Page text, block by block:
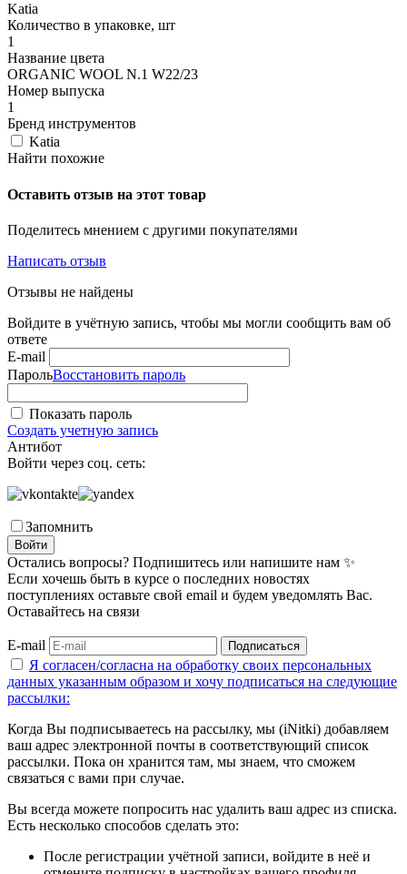
Katia
Количество в упаковке, шт
1
Название цвета
ORGANIC WOOL N.1 W22/23
Номер выпуска
1
Бренд инструментов
Katia
Найти похожие
Оставить отзыв на этот товар
Поделитесь мнением с другими покупателями
Написать отзыв
Отзывы не найдены
Войдите в учётную запись, чтобы мы могли сообщить вам об
ответе
E-mail
ПарольВосстановить пароль
Показать пароль
Создать учетную запись
Антибот
Войти через соц. сеть:
Запомнить
Войти
Остались вопросы? Подпишитесь или напишите нам ✨
Если хочешь быть в курсе о последних новостях
поступлениях оставьте свой email и будем уведомлять Вас.
Оставайтесь на связи
E-mail Подписаться
Я согласен/согласна на обработку своих персональных
данных указанным образом и хочу подписаться на следующие
рассылки:
Когда Вы подписываетесь на рассылку, мы (iNitki) добавляем
ваш адрес электронной почты в соответствующий список
рассылки. Пока он хранится там, мы знаем, что сможем
связаться с вами при случае.
Вы всегда можете попросить нас удалить ваш адрес из списка.
Есть несколько способов сделать это:
После регистрации учётной записи, войдите в неё и